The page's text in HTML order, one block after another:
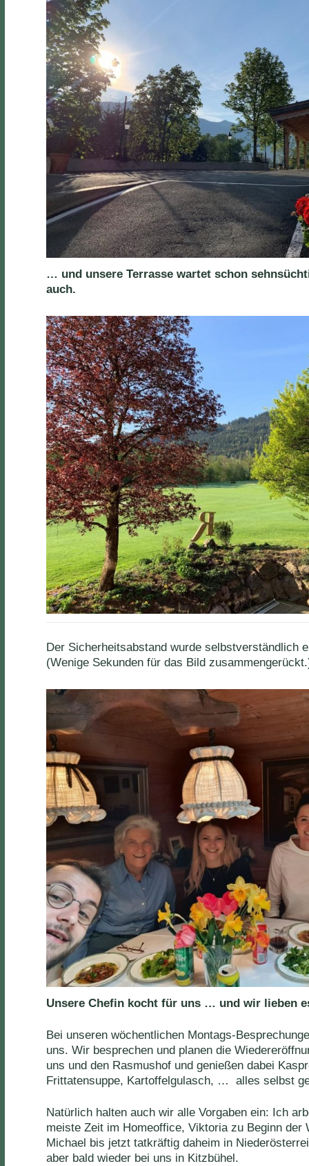
… und unsere Terrasse wartet schon
auch.
Der Sicherheitsabstand wurde selbstverständlich
(Wenige Sekunden für das Bild
Unsere Chefin kocht für uns … und wir lieben
Bei unseren wöchentlichen Montags-
uns. Wir besprechen und planen die
uns und den Rasmushof und genießen dabei
Frittatensuppe, Kartoffelgulasch, … alles selbst
Natürlich halten auch wir alle Vorgaben ein: Ich
meiste Zeit im Homeoffice, Viktoria zu Beginn der
Michael bis jetzt tatkräftig daheim in
aber bald wieder bei uns in Kitzbühel.